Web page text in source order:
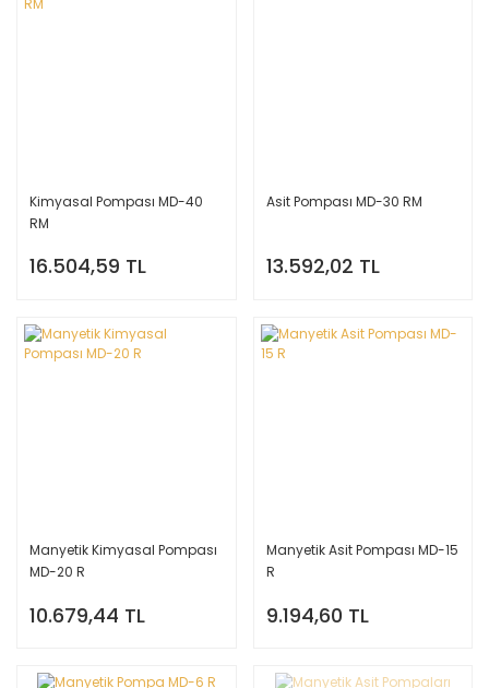
Kimyasal Pompası MD-40
RM
16.504,59 TL
Asit Pompası MD-30 RM
13.592,02 TL
Manyetik Kimyasal Pompası
MD-20 R
10.679,44 TL
Manyetik Asit Pompası MD-15
R
9.194,60 TL